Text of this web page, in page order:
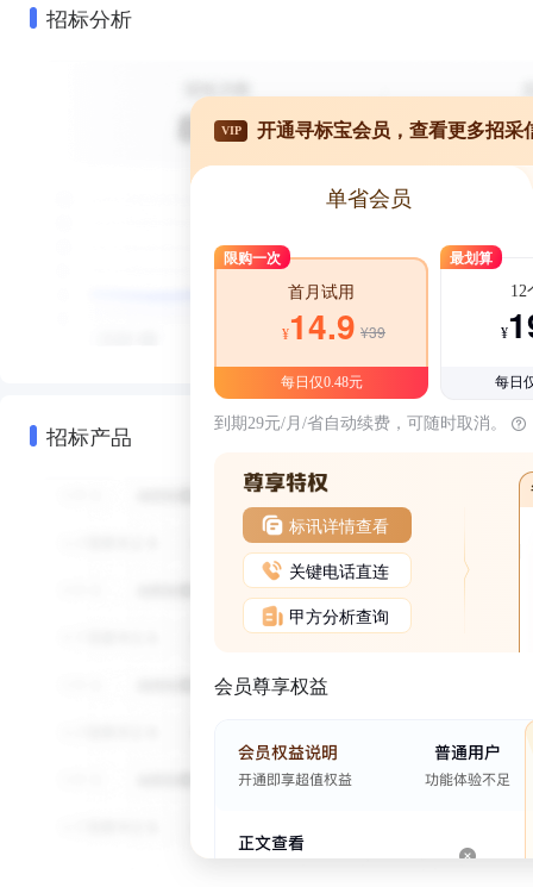
招标分析
招标产品
VIP 开通寻标宝会员，查看更多招采
单省会员
限购一次
首月试用
¥14.9 ¥39
每日仅0.48元
最划算
12
¥
每日
到期29元/月/省自动续费，可随时取消。
标讯详情查看
关键电话直连
甲方分析查询
会员尊享权益